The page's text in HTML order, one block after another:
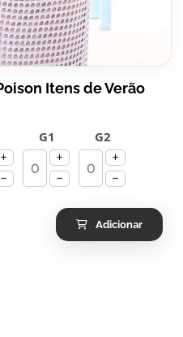
Itens de Verão
G1 G2
Adicionar